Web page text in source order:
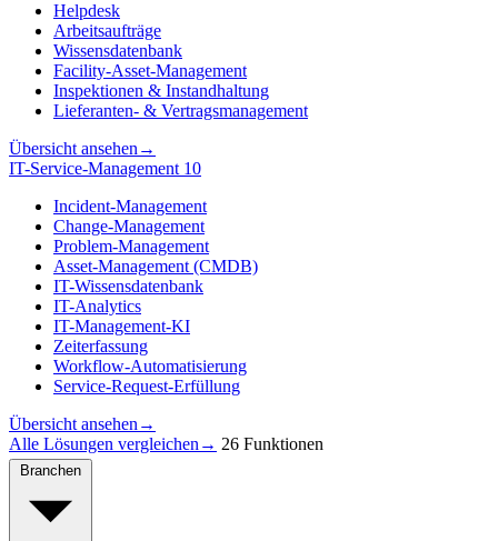
Helpdesk
Arbeitsaufträge
Wissensdatenbank
Facility-Asset-Management
Inspektionen & Instandhaltung
Lieferanten- & Vertragsmanagement
Übersicht ansehen →
IT-Service-Management 10
Incident-Management
Change-Management
Problem-Management
Asset-Management (CMDB)
IT-Wissensdatenbank
IT-Analytics
IT-Management-KI
Zeiterfassung
Workflow-Automatisierung
Service-Request-Erfüllung
Übersicht ansehen →
Alle Lösungen vergleichen → 26 Funktionen